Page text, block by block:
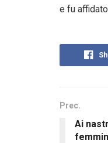
e fu
Prec.
Ai